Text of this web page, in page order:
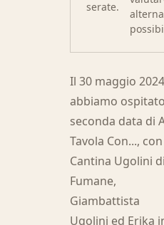
serate.
Il 30 maggio
abbiamo
seconda data di
Tavola Con...,
Cantina Ugolini
Fumane,
Giambattista
Ugolini ed Erika